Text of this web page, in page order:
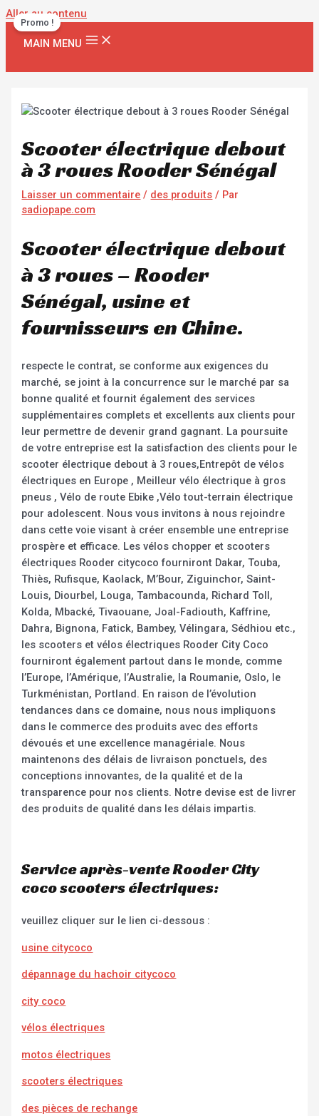
Aller au contenu
MAIN MENU
Scooter électrique debout
à 3 roues Rooder Sénégal
Laisser un commentaire / des produits / Par
sadiopape.com
Scooter électrique debout
à 3 roues – Rooder
Sénégal, usine et
fournisseurs en Chine.
respecte le contrat, se conforme aux exigences du
marché, se joint à la concurrence sur le marché par sa
bonne qualité et fournit également des services
supplémentaires complets et excellents aux clients pour
leur permettre de devenir grand gagnant. La poursuite
de votre entreprise est la satisfaction des clients pour le
scooter électrique debout à 3 roues,Entrepôt de vélos
électriques en Europe , Meilleur vélo électrique à gros
pneus , Vélo de route Ebike ,Vélo tout-terrain électrique
pour adolescent. Nous vous invitons à nous rejoindre
dans cette voie visant à créer ensemble une entreprise
prospère et efficace. Les vélos chopper et scooters
électriques Rooder citycoco fourniront Dakar, Touba,
Thiès, Rufisque, Kaolack, M’Bour, Ziguinchor, Saint-
Louis, Diourbel, Louga, Tambacounda, Richard Toll,
Kolda, Mbacké, Tivaouane, Joal-Fadiouth, Kaffrine,
Dahra, Bignona, Fatick, Bambey, Vélingara, Sédhiou etc.,
les scooters et vélos électriques Rooder City Coco
fourniront également partout dans le monde, comme
l’Europe, l’Amérique, l’Australie, la Roumanie, Oslo, le
Turkménistan, Portland. En raison de l’évolution
tendances dans ce domaine, nous nous impliquons
dans le commerce des produits avec des efforts
dévoués et une excellence managériale. Nous
maintenons des délais de livraison ponctuels, des
conceptions innovantes, de la qualité et de la
transparence pour nos clients. Notre devise est de livrer
des produits de qualité dans les délais impartis.
Service après-vente Rooder City
coco scooters électriques:
veuillez cliquer sur le lien ci-dessous :
usine citycoco
dépannage du hachoir citycoco
city coco
vélos électriques
motos électriques
scooters électriques
des pièces de rechange
Promo !